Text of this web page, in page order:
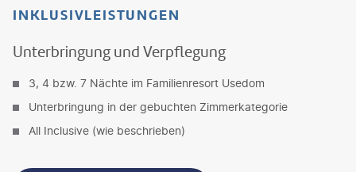
INKLUSIVLEISTUNGEN
Unterbringung und Verpflegung
3, 4 bzw. 7 Nächte im Familienresort Usedom
Unterbringung in der gebuchten Zimmerkategorie
All Inclusive (wie beschrieben)